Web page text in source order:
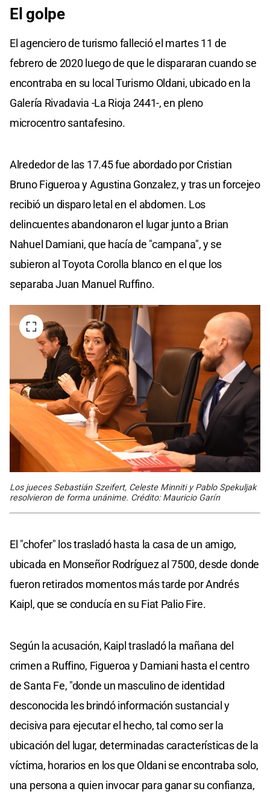
El golpe
El agenciero de turismo falleció el martes 11 de
febrero de 2020 luego de que le dispararan cuando se
encontraba en su local Turismo Oldani, ubicado en la
Galería Rivadavia -La Rioja 2441-, en pleno
microcentro santafesino.
Alrededor de las 17.45 fue abordado por Cristian
Bruno Figueroa y Agustina Gonzalez, y tras un forcejeo
recibió un disparo letal en el abdomen. Los
delincuentes abandonaron el lugar junto a Brian
Nahuel Damiani, que hacía de "campana", y se
subieron al Toyota Corolla blanco en el que los
separaba Juan Manuel Ruffino.
Los jueces Sebastián Szeifert, Celeste Minniti y Pablo Spekuljak
resolvieron de forma unánime. Crédito: Mauricio Garín
El "chofer" los trasladó hasta la casa de un amigo,
ubicada en Monseñor Rodríguez al 7500, desde donde
fueron retirados momentos más tarde por Andrés
Kaipl, que se conducía en su Fiat Palio Fire.
Según la acusación, Kaipl trasladó la mañana del
crimen a Ruffino, Figueroa y Damiani hasta el centro
de Santa Fe, "donde un masculino de identidad
desconocida les brindó información sustancial y
decisiva para ejecutar el hecho, tal como ser la
ubicación del lugar, determinadas características de la
víctima, horarios en los que Oldani se encontraba solo,
una persona a quien invocar para ganar su confianza,